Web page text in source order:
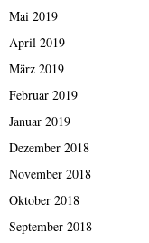
Mai 2019
April 2019
März 2019
Februar 2019
Januar 2019
Dezember 2018
November 2018
Oktober 2018
September 2018